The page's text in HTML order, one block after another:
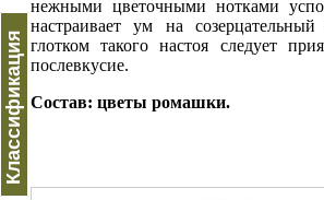
Классификация
нежными цветочными нотками
настраивает ум на
глотком такого настоя следует
послевкусие.
Состав: цветы ромашки.